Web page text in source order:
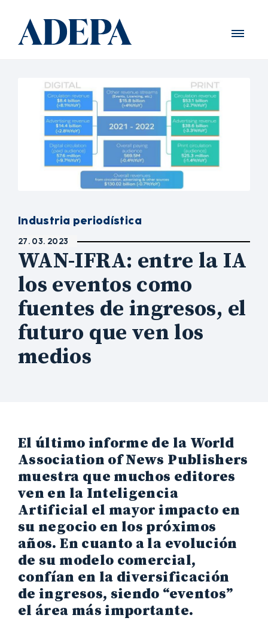
Industria periodística
27. 03. 2023
WAN-IFRA: entre la IA
los eventos como
fuentes de ingresos, el
futuro que ven los
medios
El último informe de la World
Association of News Publishers
muestra que muchos editores
ven en la Inteligencia
Artificial el mayor impacto en
su negocio en los próximos
años. En cuanto a la evolución
de su modelo comercial,
confían en la diversificación
de ingresos, siendo “eventos”
el área más importante.